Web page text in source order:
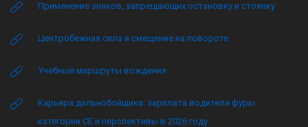
Применение знаков, запрещающих остановку и стоянку
Центробежная сила и смещение на повороте
Учебные маршруты вождения
Карьера дальнобойщика: зарплата водителя фуры
категории CE и перспективы в 2026 году